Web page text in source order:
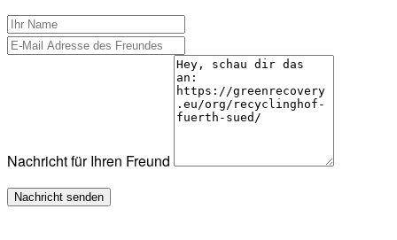
Nachricht für Ihren Freund